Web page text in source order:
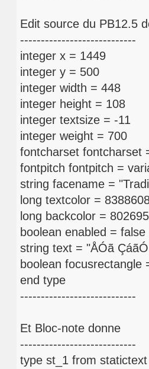
Edit source du PB12.5
----------------------------
integer x = 1449
integer y = 500
integer width = 448
integer height = 108
integer textsize = -11
integer weight = 700
fontcharset fontcharset
fontpitch fontpitch =
string facename =
long textcolor =
long backcolor =
boolean enabled = false
string text = "ÅÓã
boolean focusrectangle
end type
----------------------------
Et Bloc-note donne
----------------------------
type st_1 from